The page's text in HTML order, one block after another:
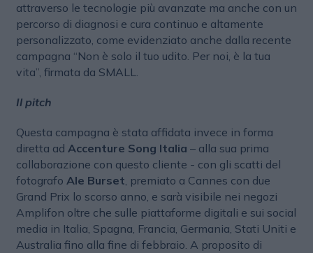
attraverso le tecnologie più avanzate ma anche con un
percorso di diagnosi e cura continuo e altamente
personalizzato, come evidenziato anche dalla recente
campagna “Non è solo il tuo udito. Per noi, è la tua
vita”, firmata da SMALL.
Il pitch
Questa campagna è stata affidata invece in forma
diretta ad Accenture Song Italia – alla sua prima
collaborazione con questo cliente - con gli scatti del
fotografo Ale Burset, premiato a Cannes con due
Grand Prix lo scorso anno, e sarà visibile nei negozi
Amplifon oltre che sulle piattaforme digitali e sui social
media in Italia, Spagna, Francia, Germania, Stati Uniti e
Australia fino alla fine di febbraio. A proposito di